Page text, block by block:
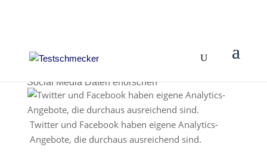
Social Media Daten erforschen
Twitter und Facebook haben eigene Analytics-
Angebote, die durchaus ausreichend sind.